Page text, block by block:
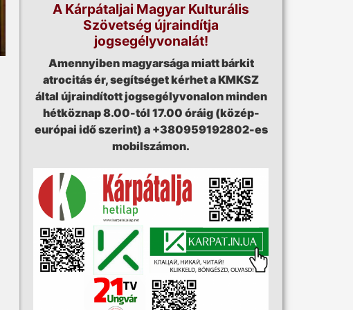
A Kárpátaljai Magyar Kulturális
Szövetség újraindítja
jogsegélyvonalát!
Amennyiben magyarsága miatt bárkit
atrocitás ér, segítséget kérhet a KMKSZ
által újraindított jogsegélyvonalon minden
hétköznap 8.00-tól 17.00 óráig (közép-
európai idő szerint) a +380959192802-es
mobilszámon.